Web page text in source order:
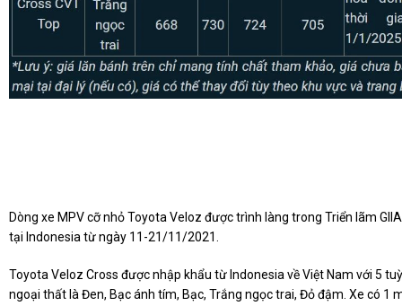
Dòng xe MPV cỡ nhỏ Toyota Veloz được trình làng trong Triển lãm
tại Indonesia từ ngày 11-21/11/2021.
Toyota Veloz Cross được nhập khẩu từ Indonesia về Việt Nam với 5
ngoại thất là Đen, Bạc ánh tím, Bạc, Trắng ngọc trai, Đỏ đậm. Xe có 1